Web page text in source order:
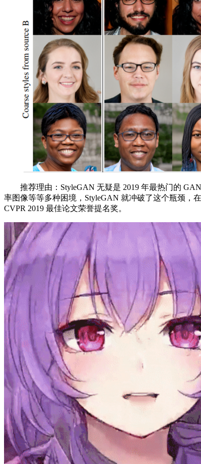
推荐理由：StyleGAN 无疑是 2019 年最热门的 GAN
率图像等等多种困境，StyleGAN 就冲破了这个瓶颈，
CVPR 2019 最佳论文荣誉提名奖。